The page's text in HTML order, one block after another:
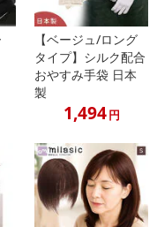
【ベージュ/ロング
タイプ】シルク配合
おやすみ手袋 日本
製
1,494円